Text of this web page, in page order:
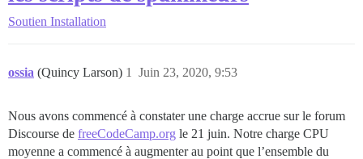
Soutien Installation
ossia (Quincy Larson) Juin 23, 2020, 9:53
1
Nous avons commencé à constater une charge accrue sur le forum
Discourse de freeCodeCamp.org le 21 juin. Notre charge CPU
moyenne a commencé à augmenter au point que l’ensemble du